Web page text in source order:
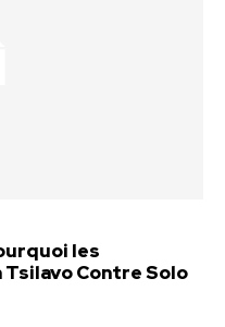
les
Contre Solo